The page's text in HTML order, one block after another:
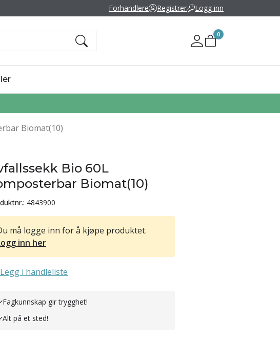
Forhandlere Registrer Logg inn
Mine sider
0
Biomat(10)
Bio 60L
Biomat(10)
4843900
må logge inn for å kjøpe produktet.
inn her
Legg i handleliste
Fagkunnskap gir trygghet!
Alt på et sted!